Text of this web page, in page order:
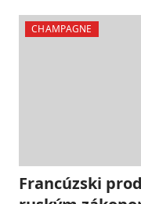
CHAMPAGNE
Francúzski